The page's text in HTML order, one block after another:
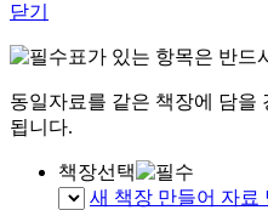
닫기
표가 있는 항목은 반드
동일자료를 같은 책장에 담을
됩니다.
책장선택
새 책장 만들어 자료